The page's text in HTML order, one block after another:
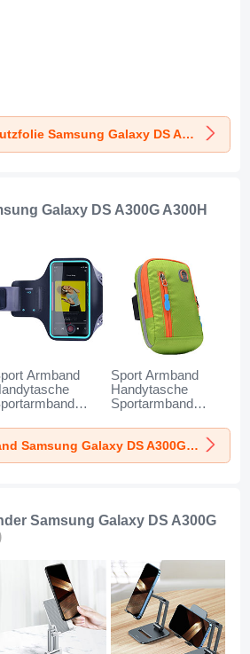
Mehr Displayschutzfolie Samsung Galaxy DS A300G A300H A300M
Galaxy DS A300G A300H
Armband
G03 für
Galaxy
A300G A300H
Sport Armband
Handytasche
Sportarmband
Universal A10 für
Samsung Galaxy
DS A300G A300H
Mehr Sportarmband Samsung Galaxy DS A300G A300H A300M
Samsung Galaxy DS A300G